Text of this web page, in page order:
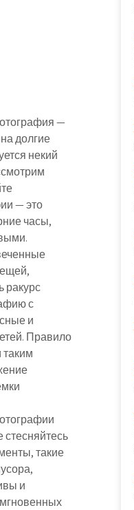
—
долгие
некий
— это
часы,
ракурс
с
и
Правило
стесняйтесь
такие
и